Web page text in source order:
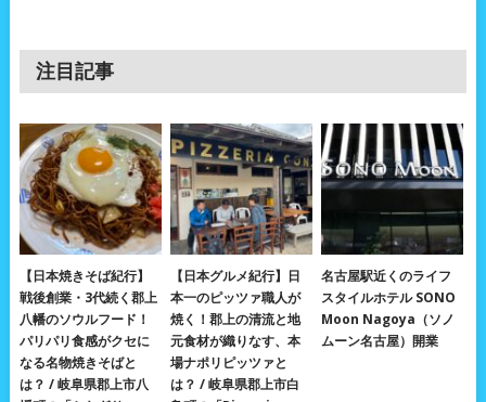
注目記事
【日本焼きそば紀行】
戦後創業・3代続く郡上
八幡のソウルフード！
パリパリ食感がクセに
なる名物焼きそばと
は？ / 岐阜県郡上市八
【日本グルメ紀行】日
本一のピッツァ職人が
焼く！郡上の清流と地
元食材が織りなす、本
場ナポリピッツァと
は？ / 岐阜県郡上市白
名古屋駅近くのライフ
スタイルホテル SONO
Moon Nagoya（ソノ
ムーン名古屋）開業